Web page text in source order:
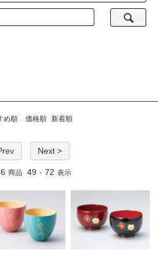
め順 価格順 新着順
Next >
商品 49 - 72 表示